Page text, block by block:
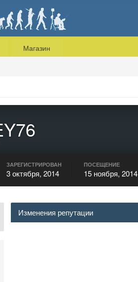
Магазин
ЗАРЕГИСТРИРОВАН
3 октября, 2014
ПОСЕЩЕНИЕ
15 ноября, 2014
Изменения репутации